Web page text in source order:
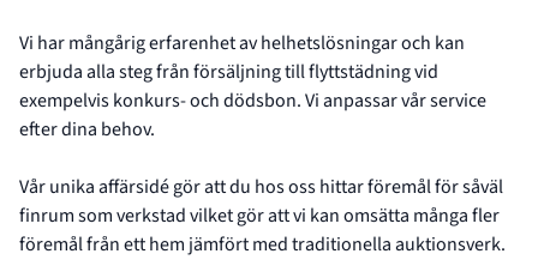
Vi har mångårig erfarenhet av helhetslösningar och kan
erbjuda alla steg från försäljning till flyttstädning vid
exempelvis konkurs- och dödsbon. Vi anpassar vår service
efter dina behov.
Vår unika affärsidé gör att du hos oss hittar föremål för såväl
finrum som verkstad vilket gör att vi kan omsätta många fler
föremål från ett hem jämfört med traditionella auktionsverk.